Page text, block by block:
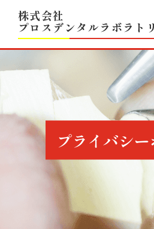
株式会社
プロスデンタルラボラト
プライバシ